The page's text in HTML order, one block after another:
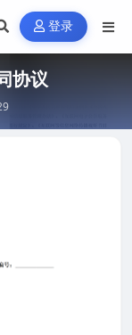
登录
协议